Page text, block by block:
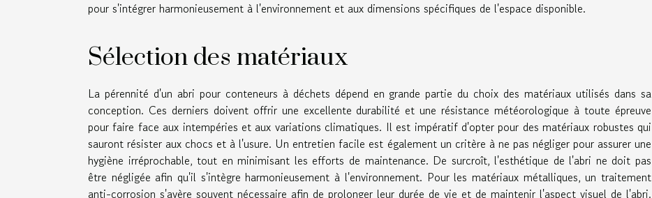
pour s'intégrer harmonieusement à l'environnement et aux dimensions spécifiques de l'espace disponible.
Sélection des matériaux
La pérennité d'un abri pour conteneurs à déchets dépend en grande partie du choix des matériaux utilisés dans sa
conception. Ces derniers doivent offrir une excellente durabilité et une résistance météorologique à toute épreuve
pour faire face aux intempéries et aux variations climatiques. Il est impératif d'opter pour des matériaux robustes qui
sauront résister aux chocs et à l'usure. Un entretien facile est également un critère à ne pas négliger pour assurer une
hygiène irréprochable, tout en minimisant les efforts de maintenance. De surcroît, l'esthétique de l'abri ne doit pas
être négligée afin qu'il s'intègre harmonieusement à l'environnement. Pour les matériaux métalliques, un traitement
anti-corrosion s'avère souvent nécessaire afin de prolonger leur durée de vie et de maintenir l'aspect visuel de l'abri.